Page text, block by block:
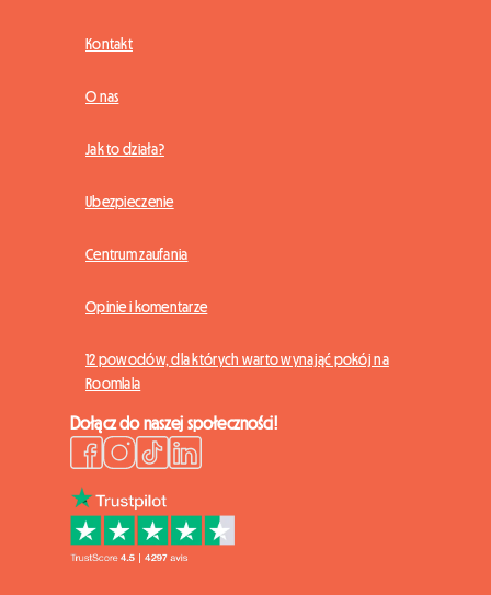
Kontakt
O nas
Jak to działa?
Ubezpieczenie
Centrum zaufania
Opinie i komentarze
12 powodów, dla których warto wynająć pokój na
Roomlala
Dołącz do naszej społeczności!